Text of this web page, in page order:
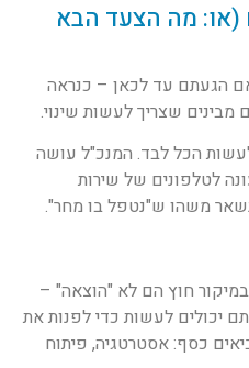
(או: מה הצעד הבא
הגעתם עד לכאן – כנראה
שצריך לעשות שינוי.
הכל לבד. המנכ"ל עושה
לטלפונים של שירות
נשאר משהו ש"נטפל בו מחר".
במיקור חוץ הם לא "הוצאה" –
יכולים לעשות כדי לפנות את
כסף: אסטרטגיה, פיתוח